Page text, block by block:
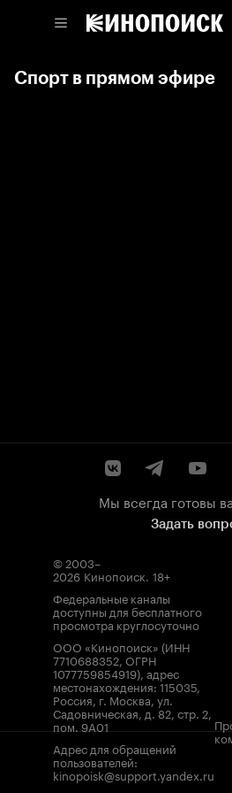
Спорт в прямом эфире
Мы всегда готовы
Задать
© 2003–
2026 Кинопоиск. 18+
Федеральные каналы
доступны для бесплатного
просмотра круглосуточно
ООО «Кинопоиск» (ИНН
7710688352, ОГРН
1077759854919), адрес
местонахождения: 115035,
Россия, г. Москва, ул.
Садовническая, д. 82, стр. 2,
пом. 9А01
Адрес для обращений
пользователей:
kinopoisk@support.yandex.ru